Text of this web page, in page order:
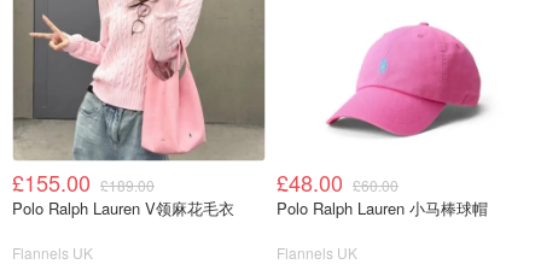
£155.00 £189.00
Polo Ralph Lauren V领麻花毛衣
Flannels UK
£48.00 £60.00
Polo Ralph Lauren 小马棒球帽
Flannels UK